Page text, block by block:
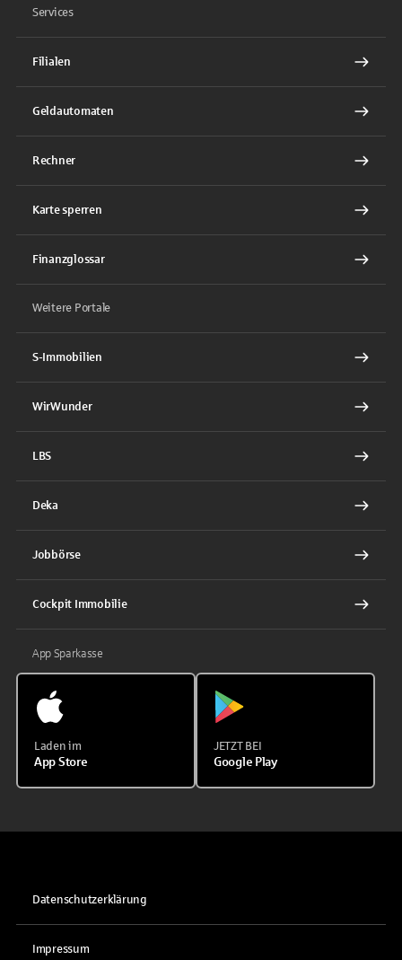
Services
Filialen
Geldautomaten
Rechner
Karte sperren
Finanzglossar
Weitere Portale
S-Immobilien
WirWunder
LBS
Deka
Jobbörse
Cockpit Immobilie
App Sparkasse
Laden im
App Store
JETZT BEI
Google Play
Datenschutzerklärung
Impressum